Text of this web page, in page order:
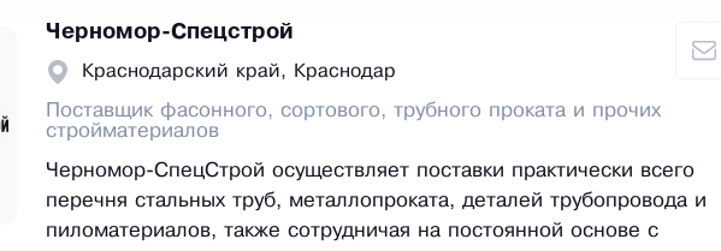
Черномор-Спецстрой
Краснодарский край, Краснодар
Поставщик фасонного, сортового, трубного проката и прочих
стройматериалов
Черномор-СпецСтрой осуществляет поставки практически всего
перечня стальных труб, металлопроката, деталей трубопровода и
пиломатериалов, также сотрудничая на постоянной основе с